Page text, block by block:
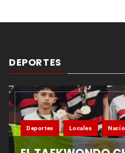
DEPORTES
Deportes Locales